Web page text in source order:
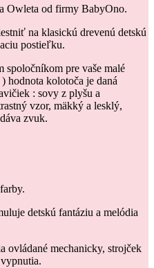
Owleta od firmy BabyOno.
na klasickú drevenú detskú
postieľku.
spoločníkom pre vaše malé
hodnota kolotoča je daná
: sovy z plyšu a
vzor, ​​mäkký a lesklý,
zvuk.
detskú fantáziu a melódia
ovládané mechanicky, strojček